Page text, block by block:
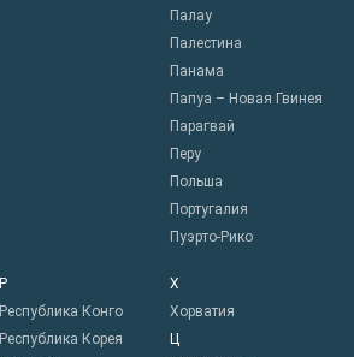
Палау
Палестина
Панама
Папуа – Новая Гвинея
Парагвай
Перу
Польша
Португалия
Пуэрто-Рико
Р
Республика Конго
Республика Корея
Х
Хорватия
Ц